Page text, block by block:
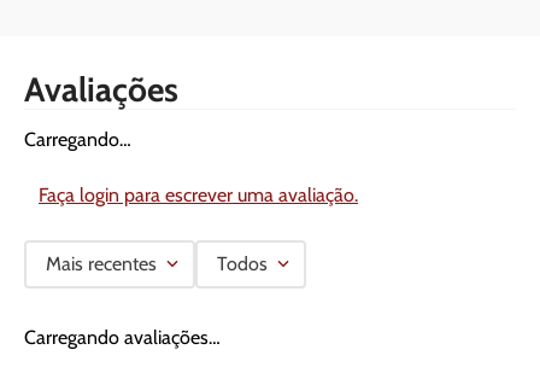
Avaliações
Carregando…
Faça login para escrever uma avaliação.
Mais recentes Todos
Carregando avaliações…